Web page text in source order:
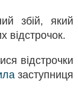
збій, який
відстрочок.
відстрочки
заступниця